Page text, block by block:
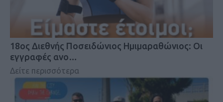
18oς Διεθνής Ποσειδώνιος Ημιμαραθώνιος: Οι
εγγραφές ανο…
Δείτε περισσότερα